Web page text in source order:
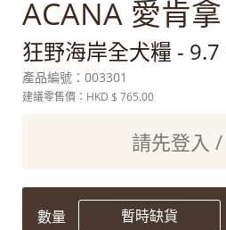
ACANA 愛肯拿
狂野海岸全犬糧 - 9.7
產品編號： 003301
建議零售價：HKD $ 765.00
請先登入
數量 暫時缺貨